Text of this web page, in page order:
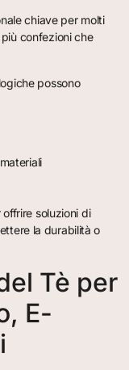
chiave per molti
confezioni che
possono
soluzioni di
la durabilità o
Tè per
E-